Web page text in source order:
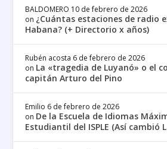
BALDOMERO 10 de febrero de 2026
on ¿Cuántas estaciones de radio
Habana? (+ Directorio x años)
Rubén acosta 6 de febrero de 2026
on La «tragedia de Luyanó» o el
capitán Arturo del Pino
Emilio 6 de febrero de 2026
on De la Escuela de Idiomas
Estudiantil del ISPLE (Así cambió